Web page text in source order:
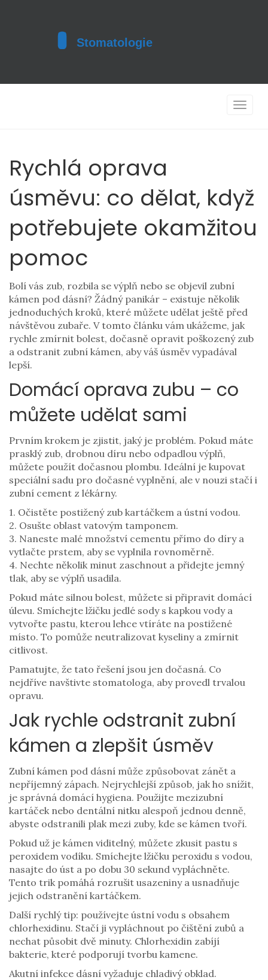
Toggle
Rychlá oprava
úsměvu: co dělat, když
potřebujete okamžitou
pomoc
Bolí vás zub, rozbila se výplň nebo se objevil zubní
kámen pod dásní? Žádný panikár – existuje několik
jednoduchých kroků, které můžete udělat ještě před
návštěvou zubaře. V tomto článku vám ukážeme, jak
rychle zmírnit bolest, dočasně opravit poškozený zub
a odstranit zubní kámen, aby váš úsměv vypadával
lepší.
Domácí oprava zubu – co
můžete udělat sami
Prvním krokem je zjistit, jaký je problém. Pokud máte
prasklý zub, drobnou díru nebo odpadlou výplň,
můžete použít dočasnou plombu. Ideální je kupovat
speciální sadu pro dočasné vyplnění, ale v nouzi stačí i
zubní cement z lékárny.
1. Očistěte postižený zub kartáčkem a ústní vodou.
2. Osušte oblast vatovým tamponem.
3. Naneste malé množství cementu přímo do díry a
vytlačte prstem, aby se vyplnila rovnoměrně.
4. Nechte několik minut zaschnout a přidejte jemný
tlak, aby se výplň usadila.
Pokud máte silnou bolest, můžete si připravit domácí
úlevu. Smíchejte lžičku jedlé sody s kapkou vody a
vytvořte pastu, kterou lehce vtíráte na postižené
místo. To pomůže neutralizovat kyseliny a zmírnit
citlivost.
Pamatujte, že tato řešení jsou jen dočasná. Co
nejdříve navštivte stomatologa, aby provedl trvalou
opravu.
Jak rychle odstranit zubní
kámen a zlepšit úsměv
Zubní kámen pod dásní může způsobovat zánět a
nepříjemný zápach. Nejrychlejší způsob, jak ho snížit,
je správná domácí hygiena. Použijte mezizubní
kartáček nebo dentální nitku alespoň jednou denně,
abyste odstranili plak mezi zuby, kde se kámen tvoří.
Pokud už je kámen viditelný, můžete zkusit pastu s
peroxidem vodíku. Smíchejte lžičku peroxidu s vodou,
nasajte do úst a po dobu 30 sekund vypláchněte.
Tento trik pomáhá rozrušit usazeniny a usnadňuje
jejich odstranění kartáčkem.
Další rychlý tip: používejte ústní vodu s obsahem
chlorhexidinu. Stačí ji vypláchnout po čištění zubů a
nechat působit dvě minuty. Chlorhexidin zabíjí
bakterie, které podporují tvorbu kamene.
Akutní infekce dásní vyžaduje chladivý obklad.